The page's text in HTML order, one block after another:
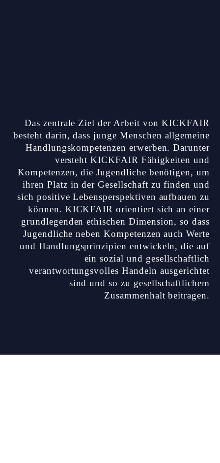
Das zentrale Ziel der Arbeit von KICKFAIR
besteht darin, dass junge Menschen allgemeine
Handlungskompetenzen erwerben. Darunter
versteht KICKFAIR Fähigkeiten und
Kompetenzen, die Jugendliche benötigen, um
ihren Platz in der Gesellschaft zu finden und
sich positive Lebensperspektiven aufbauen zu
können. KICKFAIR orientiert sich an einer
grundlegenden ethischen Dimension, so dass
Jugendliche neben Kompetenzen auch Werte
und Handlungsprinzipien entwickeln, die auf
ein sozial und gesellschaftlich
verantwortungsvolles Handeln ausgerichtet
sind und so zu gesellschaftlichem
Zusammenhalt beitragen.